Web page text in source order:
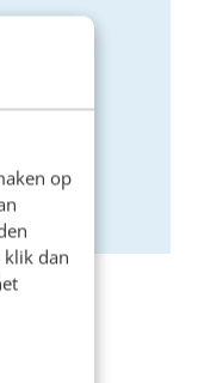
op
klik dan